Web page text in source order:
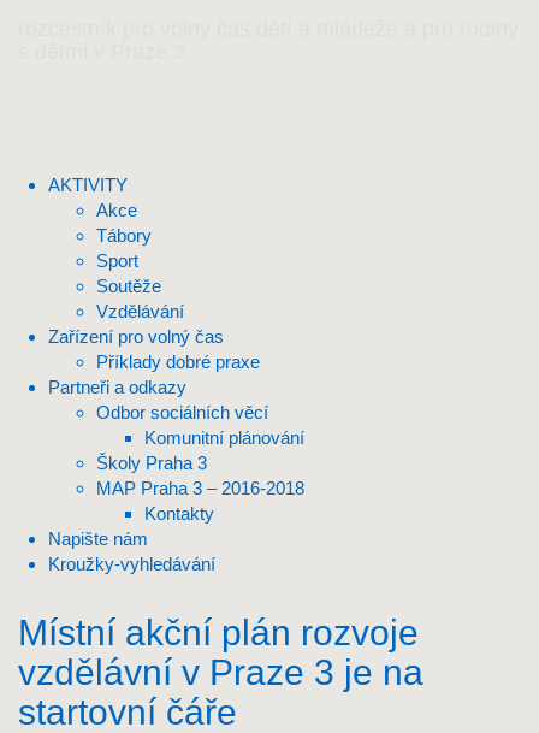
AKTIVITY
Akce
Tábory
Sport
Soutěže
Vzdělávání
Zařízení pro volný čas
Příklady dobré praxe
Partneři a odkazy
Odbor sociálních věcí
Komunitní plánování
Školy Praha 3
MAP Praha 3 – 2016-2018
Kontakty
Napište nám
Kroužky-vyhledávání
Místní akční plán rozvoje
vzdělávní v Praze 3 je na
startovní čáře